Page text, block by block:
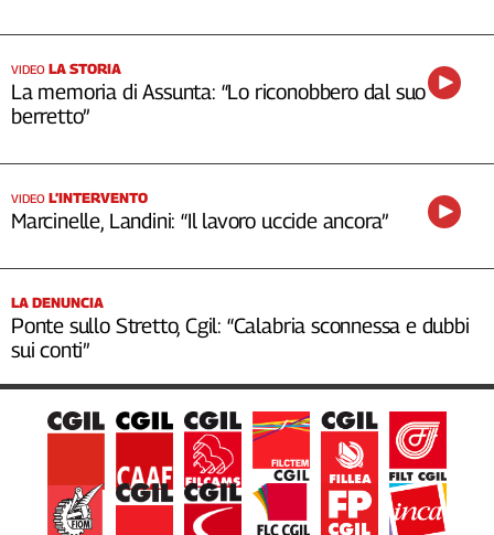
VIDEO LA STORIA
La memoria di Assunta: “Lo riconobbero dal suo
berretto”
VIDEO L’INTERVENTO
Marcinelle, Landini: “Il lavoro uccide ancora”
LA DENUNCIA
Ponte sullo Stretto, Cgil: “Calabria sconnessa e dubbi
sui conti”